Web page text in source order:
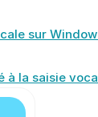
sur
la saisie